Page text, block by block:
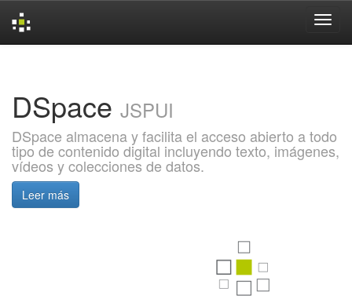
DSpace JSPUI
DSpace almacena y facilita el acceso abierto a todo
tipo de contenido digital incluyendo texto, imágenes,
vídeos y colecciones de datos.
Leer más